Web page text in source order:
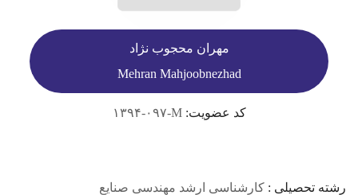
مهران محجوب نژاد
Mehran Mahjoobnezhad
کد عضویت:۱۳۹۴-۰۹۷-M
رشته تحصیلی : کارشناسی ارشد مهندسی صنایع